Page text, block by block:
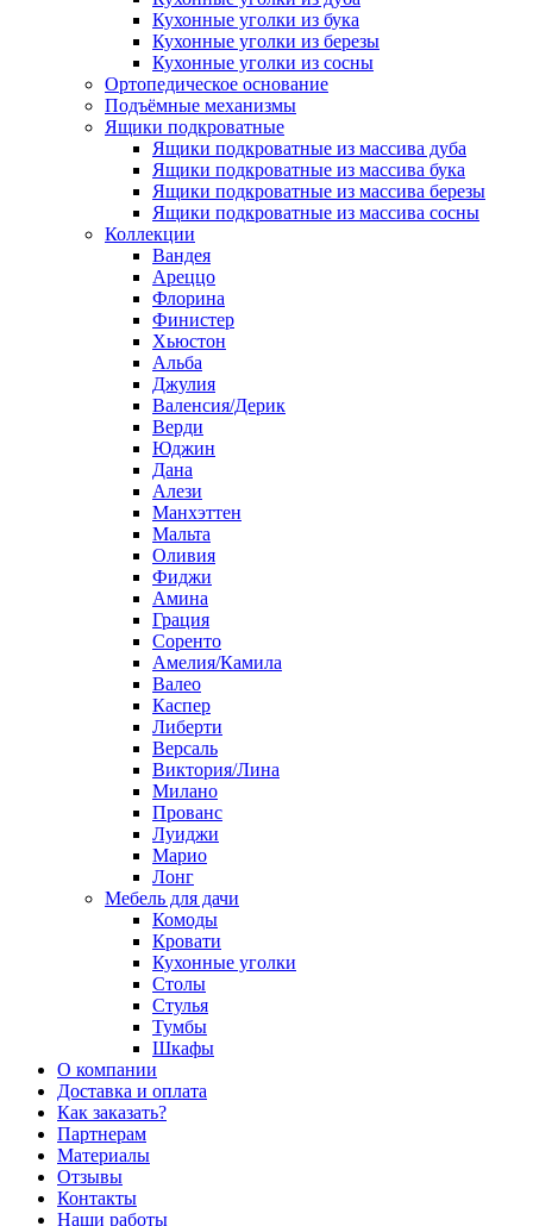
Кухонные уголки из бука
Кухонные уголки из березы
Кухонные уголки из сосны
Ортопедическое основание
Подъёмные механизмы
Ящики подкроватные
Ящики подкроватные из массива дуба
Ящики подкроватные из массива бука
Ящики подкроватные из массива березы
Ящики подкроватные из массива сосны
Коллекции
Вандея
Ареццо
Флорина
Финистер
Хьюстон
Альба
Джулия
Валенсия/Дерик
Верди
Юджин
Дана
Алези
Манхэттен
Мальта
Оливия
Фиджи
Амина
Грация
Соренто
Амелия/Камила
Валео
Каспер
Либерти
Версаль
Виктория/Лина
Милано
Прованс
Луиджи
Марио
Лонг
Мебель для дачи
Комоды
Кровати
Кухонные уголки
Столы
Стулья
Тумбы
Шкафы
О компании
Доставка и оплата
Как заказать?
Партнерам
Материалы
Отзывы
Контакты
Наши работы